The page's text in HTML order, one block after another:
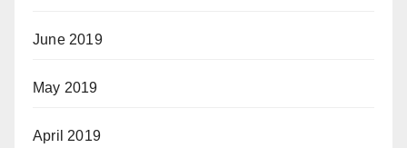
June 2019
May 2019
April 2019